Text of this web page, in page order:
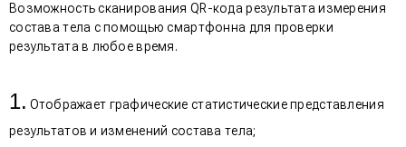
Возможность сканирования QR-кода результата измерения
состава тела с помощью смартфонна для проверки
результата в любое время.
Отображает графические статистические представления
результатов и изменений состава тела;